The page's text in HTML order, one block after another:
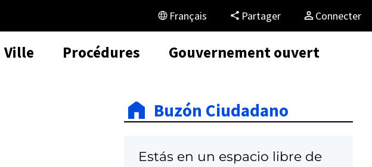
Français Partager Connecter
Ville Procédures Gouvernement ouvert
Buzón Ciudadano
Estás en un espacio libre de